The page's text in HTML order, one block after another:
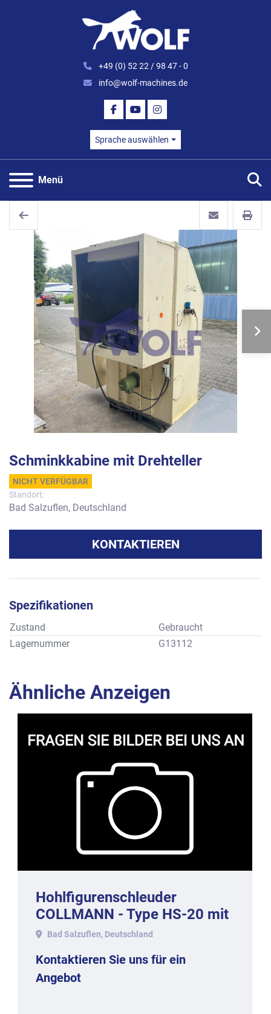
+49 (0) 52 22 / 98 47 - 0
info@wolf-machines.de
FACEBOOK
YOUTUBEINSTAGRAM
Sprache auswählen
Menü
Schminkkabine mit Drehteller
NICHT VERFÜGBAR
Standort:
Bad Salzuflen, Deutschland
KONTAKTIEREN
Spezifikationen
Zustand
Gebraucht
Lagernummer
G13112
Ähnliche Anzeigen
Hohlfigurenschleuder
COLLMANN - Type HS-20 mit
20 Magnetstationen.
Bad Salzuflen, Deutschland
Kontaktieren Sie uns für ein
Angebot